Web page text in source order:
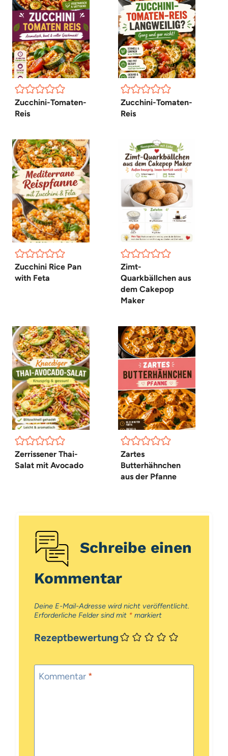
Zucchini-Tomaten-
Reis
Zucchini-Tomaten-
Reis
Zucchini Rice Pan
with Feta
Zimt-
Quarkbällchen aus
dem Cakepop
Maker
Zerrissener Thai-
Salat mit Avocado
Zartes
Butterhähnchen
aus der Pfanne
Schreibe einen
Kommentar
Deine E-Mail-Adresse wird nicht veröffentlicht.
Erforderliche Felder sind mit *markiert
Rezeptbewertung
Kommentar *